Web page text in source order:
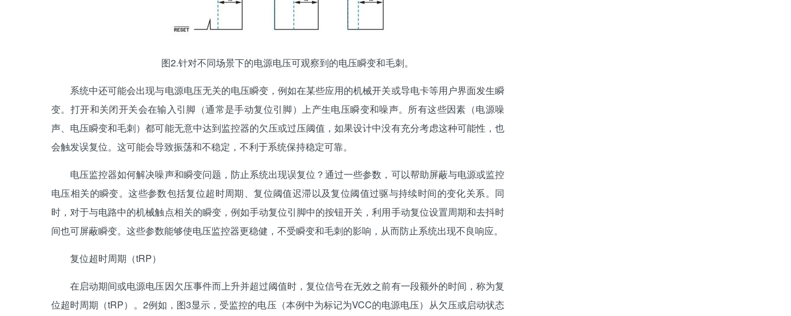
图2.针对不同场景下的电源电压可观察到的电压瞬变和毛刺。
系统中还可能会出现与电源电压无关的电压瞬变，例如在某些应用的机械开关或导电卡等用户界面发生瞬
变。打开和关闭开关会在输入引脚（通常是手动复位引脚）上产生电压瞬变和噪声。所有这些因素（电源噪
声、电压瞬变和毛刺）都可能无意中达到监控器的欠压或过压阈值，如果设计中没有充分考虑这种可能性，也
会触发误复位。这可能会导致振荡和不稳定，不利于系统保持稳定可靠。
电压监控器如何解决噪声和瞬变问题，防止系统出现误复位？通过一些参数，可以帮助屏蔽与电源或监控
电压相关的瞬变。这些参数包括复位超时周期、复位阈值迟滞以及复位阈值过驱与持续时间的变化关系。同
时，对于与电路中的机械触点相关的瞬变，例如手动复位引脚中的按钮开关，利用手动复位设置周期和去抖时
间也可屏蔽瞬变。这些参数能够使电压监控器更稳健，不受瞬变和毛刺的影响，从而防止系统出现不良响应。
复位超时周期（tRP）
在启动期间或电源电压因欠压事件而上升并超过阈值时，复位信号在无效之前有一段额外的时间，称为复
位超时周期（tRP）。2例如，图3显示，受监控的电压（本例中为标记为VCC的电源电压）从欠压或启动状态